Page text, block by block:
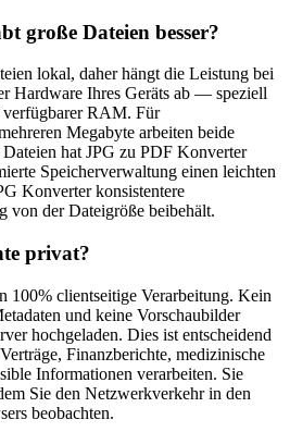
große Dateien besser?
lokal, daher hängt die Leistung bei
Hardware Ihres Geräts ab — speziell
RAM. Für
Megabyte arbeiten beide
hat JPG zu PDF Konverter
Speicherverwaltung einen leichten
Konverter konsistentere
von der Dateigröße beibehält.
privat?
100% clientseitige Verarbeitung. Kein
und keine Vorschaubilder
hochgeladen. Dies ist entscheidend
Finanzberichte, medizinische
Informationen verarbeiten. Sie
Sie den Netzwerkverkehr in den
beobachten.